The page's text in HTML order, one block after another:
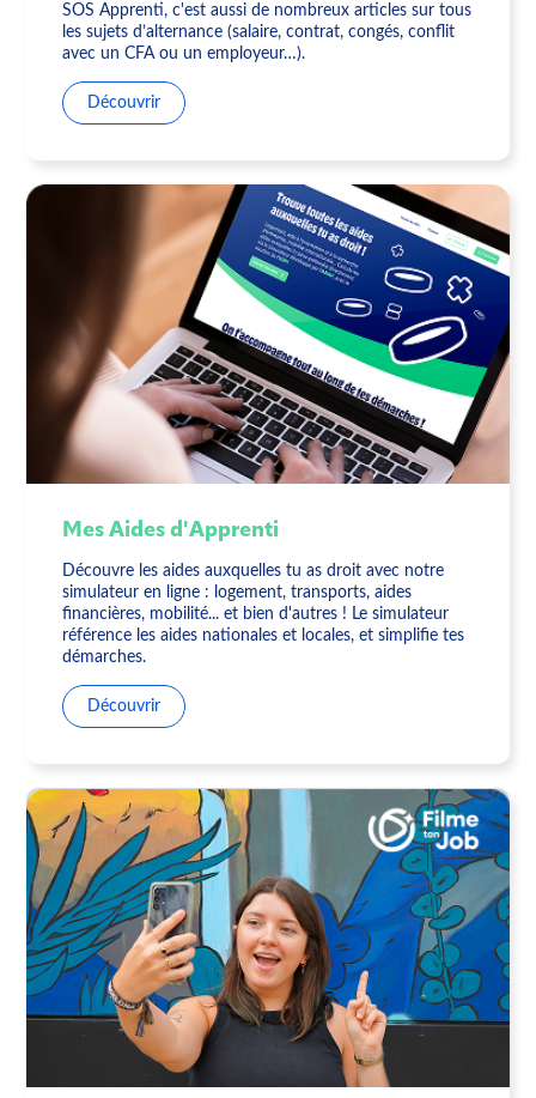
SOS Apprenti, c'est aussi de nombreux articles sur tous
les sujets d’alternance (salaire, contrat, congés, conflit
avec un CFA ou un employeur…).
Découvrir
Mes Aides d'Apprenti
Découvre les aides auxquelles tu as droit avec notre
simulateur en ligne : logement, transports, aides
financières, mobilité... et bien d'autres ! Le simulateur
référence les aides nationales et locales, et simplifie tes
démarches.
Découvrir